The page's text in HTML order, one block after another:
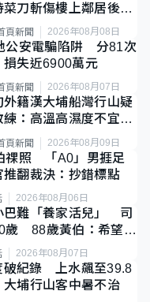
刀斬傷樓上鄰居後墮
頁新聞 2026年08月08日
公安電騙陷阱 分81次
損失近6900萬元
頁新聞 2026年08月07日
籍漢大埔船灣行山疑
：高溫高濕度不宜遠
頁新聞 2026年08月09日
祼照 「A0」男捱足
翻裁決：抄錯標點
2026年08月06日
巴難「養家活兒」 司
歲 88歲黃伯：希望一
2026年08月07日
破紀錄 上水飆至39.8
埔行山客中暑不治